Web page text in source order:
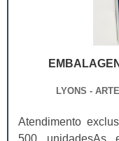
LYONS -
Atendimento
500 unidadesAs